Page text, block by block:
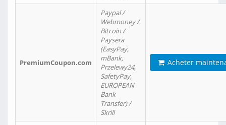
PremiumCoupon.com
Paypal /
Webmoney /
Bitcoin /
Paysera
(EasyPay,
mBank,
Przelewy24,
SafetyPay,
EUROPEAN
Bank
Transfer) /
Skrill
Acheter